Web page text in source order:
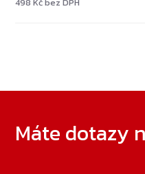
Máte dotazy